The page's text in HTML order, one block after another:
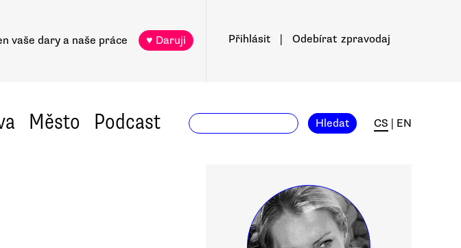
vaše dary a naše práce ♥ Daruji Přihlásit Odebírat zpravodaj
Město Podcast Hledat CS EN